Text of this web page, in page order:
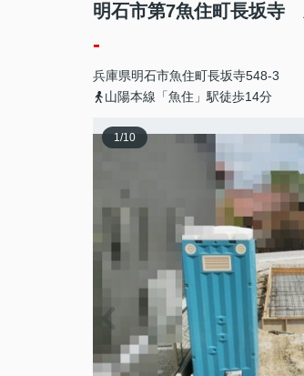
明石市第7魚住町長坂寺
-
兵庫県明石市魚住町長坂寺548-3
山陽本線「魚住」駅徒歩14分
1/10